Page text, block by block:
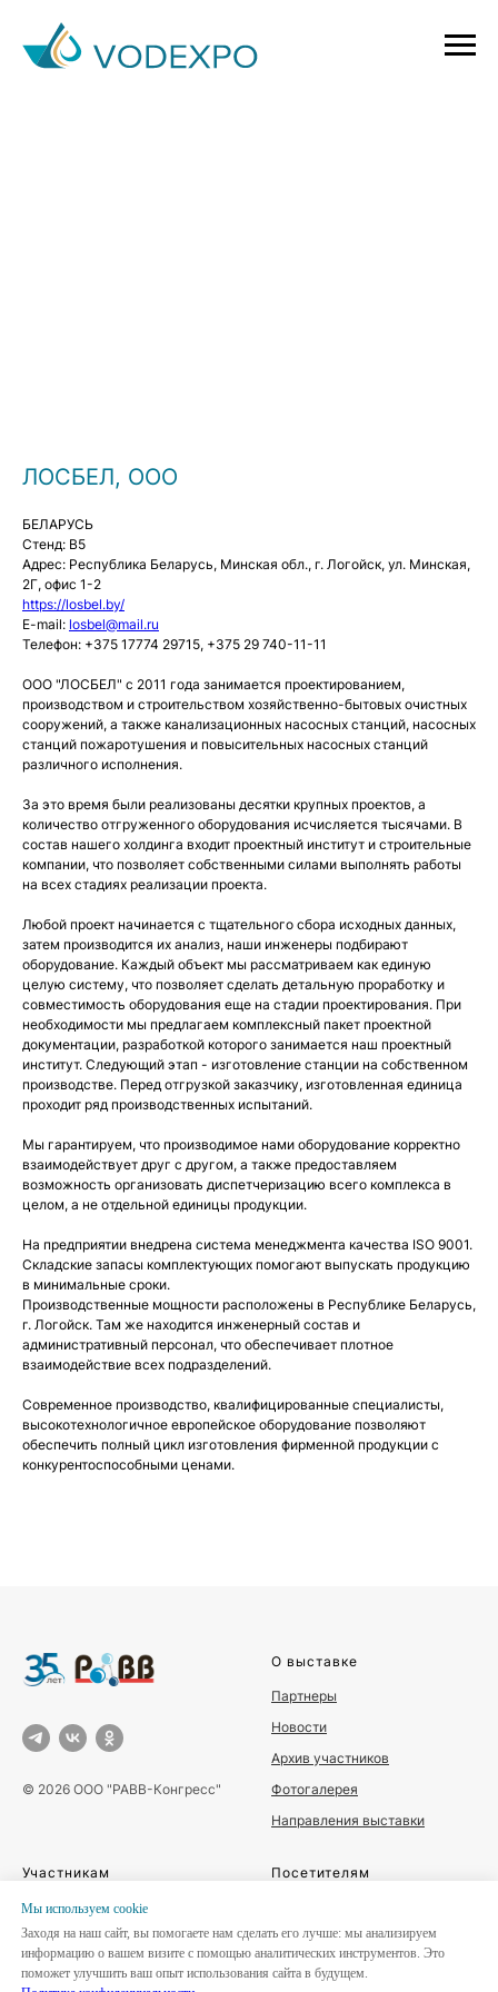
Мы используем сookie
Заходя на наш сайт, вы помогаете нам сделать его лучше: мы анализируем
информацию о вашем визите с помощью аналитических инструментов. Это
поможет улучшить ваш опыт использования сайта в будущем.
ЛОСБЕЛ, ООО
БЕЛАРУСЬ
Стенд: B5
Адрес: Республика Беларусь, Минская обл., г. Логойск, ул. Минская,
2Г, офис 1-2
https://losbel.by/
E-mail: losbel@mail.ru
Телефон: +375 17774 29715, +375 29 740-11-11
ООО "ЛОСБЕЛ" с 2011 года занимается проектированием,
производством и строительством хозяйственно-бытовых очистных
сооружений, а также канализационных насосных станций, насосных
станций пожаротушения и повысительных насосных станций
различного исполнения.
За это время были реализованы десятки крупных проектов, а
количество отгруженного оборудования исчисляется тысячами. В
состав нашего холдинга входит проектный институт и строительные
компании, что позволяет собственными силами выполнять работы
на всех стадиях реализации проекта.
Любой проект начинается с тщательного сбора исходных данных,
затем производится их анализ, наши инженеры подбирают
оборудование. Каждый объект мы рассматриваем как единую
целую систему, что позволяет сделать детальную проработку и
совместимость оборудования еще на стадии проектирования. При
необходимости мы предлагаем комплексный пакет проектной
документации, разработкой которого занимается наш проектный
институт. Следующий этап - изготовление станции на собственном
производстве. Перед отгрузкой заказчику, изготовленная единица
проходит ряд производственных испытаний.
Мы гарантируем, что производимое нами оборудование корректно
взаимодействует друг с другом, а также предоставляем
возможность организовать диспетчеризацию всего комплекса в
целом, а не отдельной единицы продукции.
На предприятии внедрена система менеджмента качества ISO 9001.
Складские запасы комплектующих помогают выпускать продукцию
в минимальные сроки.
Производственные мощности расположены в Республике Беларусь,
г. Логойск. Там же находится инженерный состав и
административный персонал, что обеспечивает плотное
взаимодействие всех подразделений.
Современное производство, квалифицированные специалисты,
высокотехнологичное европейское оборудование позволяют
обеспечить полный цикл изготовления фирменной продукции с
конкурентоспособными ценами.
© 2026 ООО "РАВВ-Конгресс"
О выставке
Партнеры
Новости
Архив участников
Фотогалерея
Направления выставки
Участникам
Забронировать стенд
Каталог участников
Отзывы участников
Посетителям
Деловая программа
Буклет